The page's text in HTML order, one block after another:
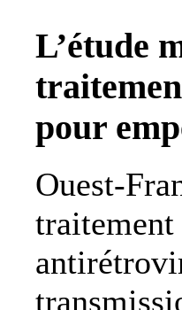
L’étude
pour
Ouest-